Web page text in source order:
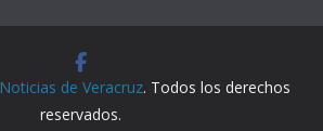
Noticias de Veracruz. Todos los derechos
reservados.